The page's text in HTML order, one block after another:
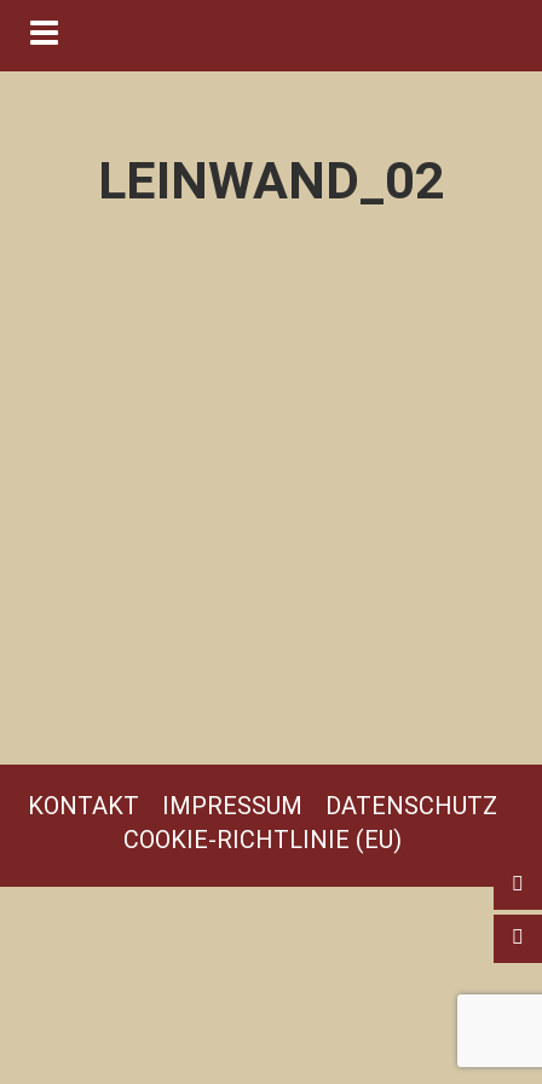
Navigation ein-/ausblenden
LEINWAND_02
KONTAKT IMPRESSUM
DATENSCHUTZ
COOKIE-RICHTLINIE (EU)